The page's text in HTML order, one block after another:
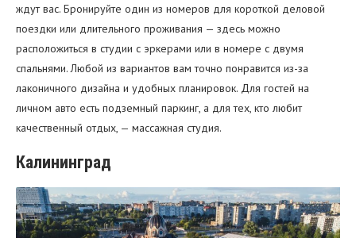
ждут вас. Бронируйте один из номеров для короткой деловой
поездки или длительного проживания — здесь можно
расположиться в студии с эркерами или в номере с двумя
спальнями. Любой из вариантов вам точно понравится из-за
лаконичного дизайна и удобных планировок. Для гостей на
личном авто есть подземный паркинг, а для тех, кто любит
качественный отдых, — массажная студия.
Калининград